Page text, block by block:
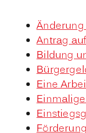
Antrag
Bildung
Eine